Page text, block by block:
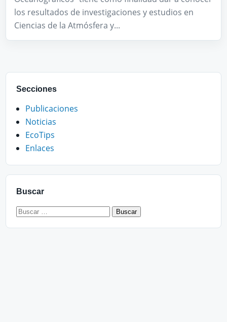
los resultados de investigaciones y estudios en
Ciencias de la Atmósfera y...
Secciones
Publicaciones
Noticias
EcoTips
Enlaces
Buscar
Buscar: